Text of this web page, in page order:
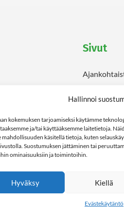
Hallinnoi
kokemuksen tarjoamiseksi käytämme
ja/tai käyttääksemme laitetietoja.
mahdollisuuden käsitellä tietoja, kuten
Suostumuksen jättäminen tai
ominaisuuksiin ja toimintoihin.
Hyväksy Kiellä
Evästekäytäntö
Sivut
Palvelut
Rokotepiste
Tarjoukset
Yhteystiedot